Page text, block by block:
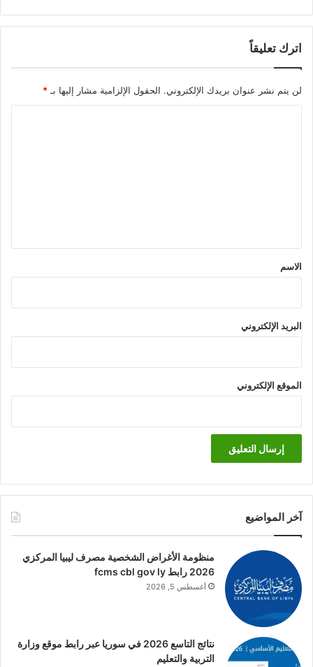
اترك تعليقاً
لن يتم نشر عنوان بريدك الإلكتروني. الحقول الإلزامية مشار إليها بـ *
*
الاسم
البريد الإلكتروني
الموقع الإلكتروني
آخر المواضيع
منظومة الأغراض الشخصية مصرف ليبيا المركزي
2026 رابط fcms cbl gov ly
أغسطس 5, 2026
نتائج التاسع 2026 في سوريا عبر رابط موقع وزارة
التربية والتعليم